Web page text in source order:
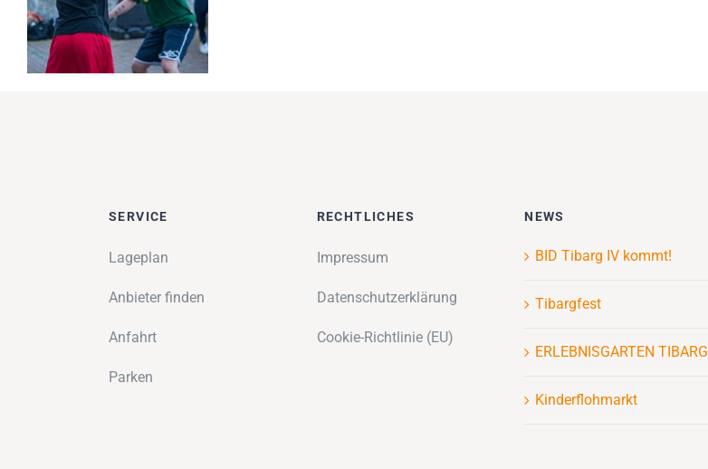
SERVICE
Lageplan
Anbieter finden
Anfahrt
Parken
RECHTLICHES
Impressum
Datenschutzerklärung
Cookie-Richtlinie (EU)
NEWS
BID Tibarg IV kommt!
Tibargfest
ERLEBNISGARTEN TIBARG
Kinderflohmarkt